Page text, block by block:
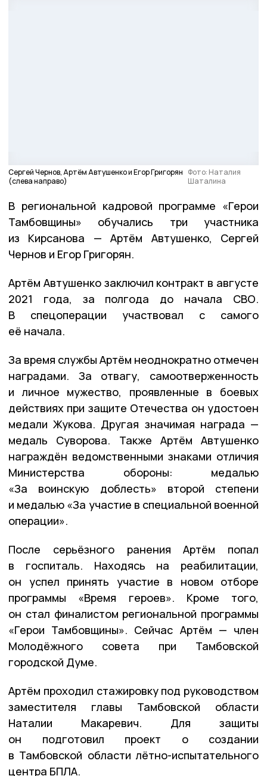
Сергей Чернов, Артём Автушенко и Егор Григорян
(слева направо)
Фото: Наталия
Шаталина
В региональной кадровой программе «Герои
Тамбовщины» обучались три участника
из Кирсанова — Артём Автушенко, Сергей
Чернов и Егор Григорян.
Артём Автушенко заключил контракт в августе
2021 года, за полгода до начала СВО.
В спецоперации участвовал с самого
её начала.
За время службы Артём неоднократно отмечен
наградами. За отвагу, самоотверженность
и личное мужество, проявленные в боевых
действиях при защите Отечества он удостоен
медали Жукова. Другая значимая награда —
медаль Суворова. Также Артём Автушенко
награждён ведомственными знаками отличия
Министерства обороны: медалью
«За воинскую доблесть» второй степени
и медалью «За участие в специальной военной
операции».
После серьёзного ранения Артём попал
в госпиталь. Находясь на реабилитации,
он успел принять участие в новом отборе
программы «Время героев». Кроме того,
он стал финалистом региональной программы
«Герои Тамбовщины». Сейчас Артём — член
Молодёжного совета при Тамбовской
городской Думе.
Артём проходил стажировку под руководством
заместителя главы Тамбовской области
Наталии Макаревич. Для защиты
он подготовил проект о создании
в Тамбовской области лётно-испытательного
центра БПЛА.